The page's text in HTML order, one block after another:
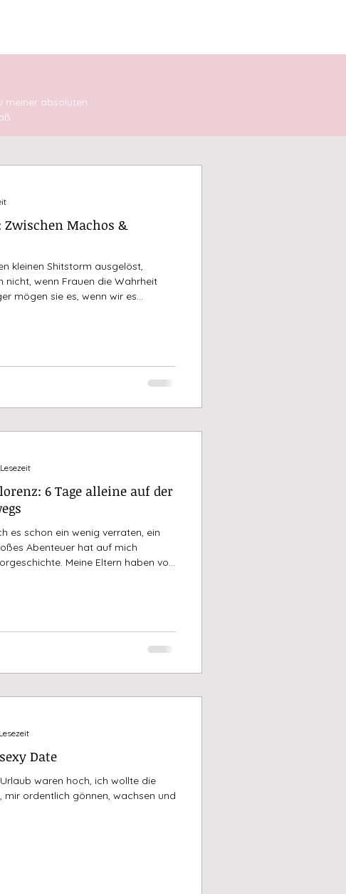
meiner absoluten
Zwischen Machos &
kleinen Shitstorm ausgelöst,
nicht, wenn Frauen die Wahrheit
mögen sie es, wenn wir es
dass ich dort einmal mit meiner
6 Tage alleine auf der
es schon ein wenig verraten, ein
Abenteuer hat auf mich
Meine Eltern haben vor
Date
waren hoch, ich wollte die
mir ordentlich gönnen, wachsen und